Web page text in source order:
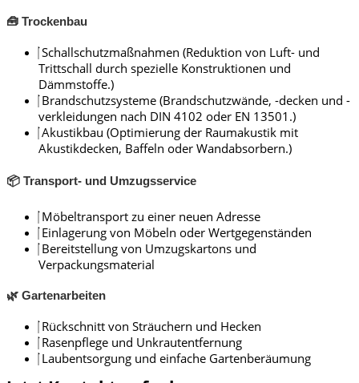
🧰 Trockenbau
Schallschutzmaßnahmen (Reduktion von Luft- und
Trittschall durch spezielle Konstruktionen und
Dämmstoffe.)
Brandschutzsysteme (Brandschutzwände, -decken und -
verkleidungen nach DIN 4102 oder EN 13501.)
Akustikbau (Optimierung der Raumakustik mit
Akustikdecken, Baffeln oder Wandabsorbern.)
📦 Transport- und Umzugsservice
Möbeltransport zu einer neuen Adresse
Einlagerung von Möbeln oder Wertgegenständen
Bereitstellung von Umzugskartons und
Verpackungsmaterial
🌿 Gartenarbeiten
Rückschnitt von Sträuchern und Hecken
Rasenpflege und Unkrautentfernung
Laubentsorgung und einfache Gartenberäumung